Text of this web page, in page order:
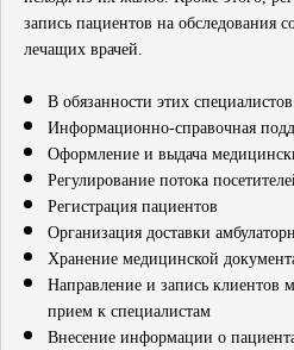
запись пациентов на обследования
лечащих врачей.
В обязанности этих
Информационно-справочная
Оформление и выдача
Регулирование потока
Регистрация пациентов
Организация доставки
Хранение медицинской
Направление и запись клиентов
прием к специалистам
Внесение информации о